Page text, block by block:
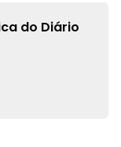
do Diário